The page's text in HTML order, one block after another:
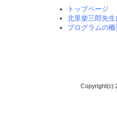
トップページ
北里柴三郎先
プログラムの概
Copyright(c)